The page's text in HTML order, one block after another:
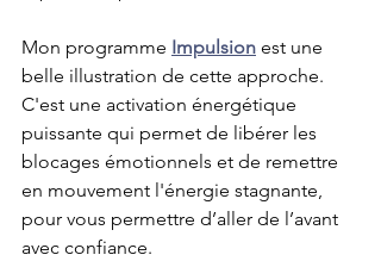
Mon programme Impulsion est une
belle illustration de cette approche.
C'est une activation énergétique
puissante qui permet de libérer les
blocages émotionnels et de remettre
en mouvement l'énergie stagnante,
pour vous permettre d’aller de l’avant
avec confiance.